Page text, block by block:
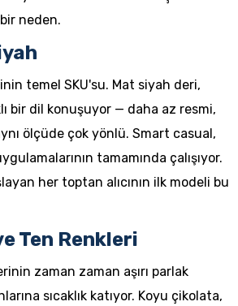
neden.
temel SKU'su. Mat siyah deri,
bir dil konuşuyor — daha az resmi,
ölçüde çok yönlü. Smart casual,
tamamında çalışıyor.
her toptan alıcının ilk modeli bu
Ten Renkleri
zaman zaman aşırı parlak
sıcaklık katıyor. Koyu çikolata,